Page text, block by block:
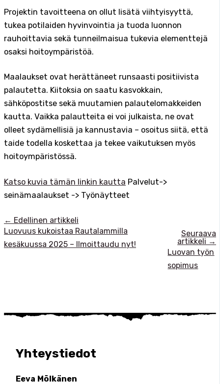
Projektin tavoitteena on ollut lisätä viihtyisyyttä,
tukea potilaiden hyvinvointia ja tuoda luonnon
rauhoittavia sekä tunneilmaisua tukevia elementtejä
osaksi hoitoympäristöä.
Maalaukset ovat herättäneet runsaasti positiivista
palautetta. Kiitoksia on saatu kasvokkain,
sähköpostitse sekä muutamien palautelomakkeiden
kautta. Vaikka palautteita ei voi julkaista, ne ovat
olleet sydämellisiä ja kannustavia – osoitus siitä, että
taide todella koskettaa ja tekee vaikutuksen myös
hoitoympäristössä.
Katso kuvia tämän linkin kautta Palvelut->
seinämaalaukset -> Työnäytteet
← Edellinen artikkeli
Luovuus kukoistaa Rautalammilla
kesäkuussa 2025 – Ilmoittaudu nyt!
Seuraava
artikkeli →
Luovan työn
sopimus
Yhteystiedot
Eeva Mölkänen